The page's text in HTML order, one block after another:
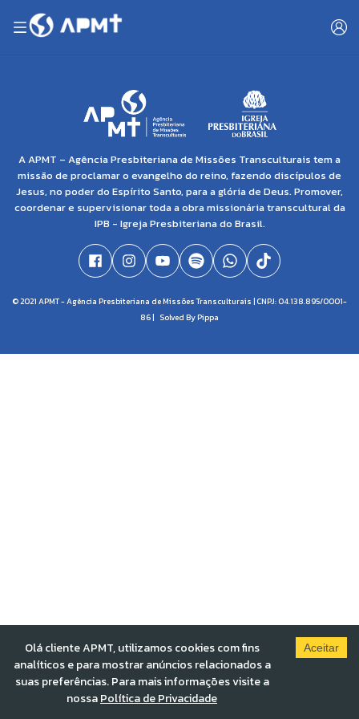
A APMT – Agência Presbiteriana de Missões Transculturais tem a
missão de proclamar o evangelho do reino, fazendo discípulos de
Jesus, no poder do Espírito Santo, para a glória de Deus. Promover,
coordenar e supervisionar toda a obra missionária transcultural da
IPB - Igreja Presbiteriana do Brasil.
© 2021 APMT - Agência Presbiteriana de Missões Transculturais | CNPJ: 04.138.895/0001-
86 | Solved By Pippa
Olá cliente APMT, utilizamos cookies com fins
analíticos e para mostrar anúncios relacionados a
suas preferências. Para mais informações visite a
nossaPolítica de Privacidade
Aceitar